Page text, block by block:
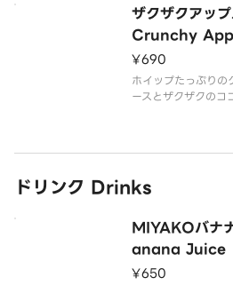
le cinn
ザクザクアッ
Crunchy
ipped Cream
¥690
ホイップたっぷりの
ースとザクザクのコ
ドリンク Drinks
MIYAKOバナ
anana Juice
¥650